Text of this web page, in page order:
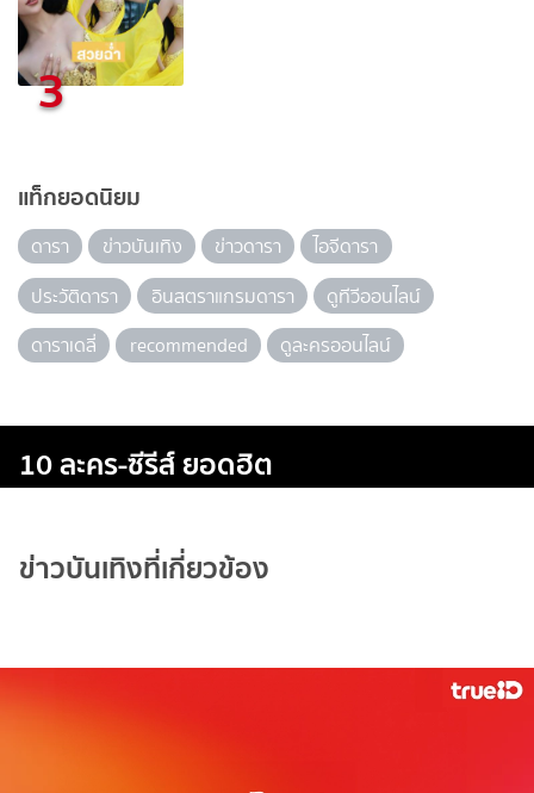
3
แท็กยอดนิยม
ดารา ข่าวบันเทิง ข่าวดารา
ไอจีดารา
ประวัติดารา
อินสตราแกรมดารา
ดูทีวีออนไลน์
ดาราเดลี่
recommended ดูละครออนไลน์
10 ละคร-ซีรีส์ ยอดฮิต
ข่าวบันเทิงที่เกี่ยวข้อง